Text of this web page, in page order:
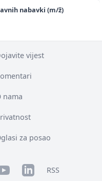
nabavki (m/ž)
vijest
nama
za posao
LinkedInRSS